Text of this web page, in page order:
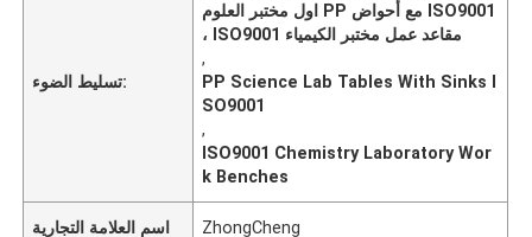
تسليط الضوء:
اول مختبر العلوم PP مع أحواض ISO9001
، ISO9001 مقاعد عمل مختبر الكيمياء
,
PP Science Lab Tables With Sinks I
SO9001
,
ISO9001 Chemistry Laboratory Wor
k Benches
اسم العلامة التجارية ZhongCheng